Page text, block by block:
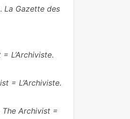
La Gazette des
L’Archiviste.
= L’Archiviste.
The Archivist =